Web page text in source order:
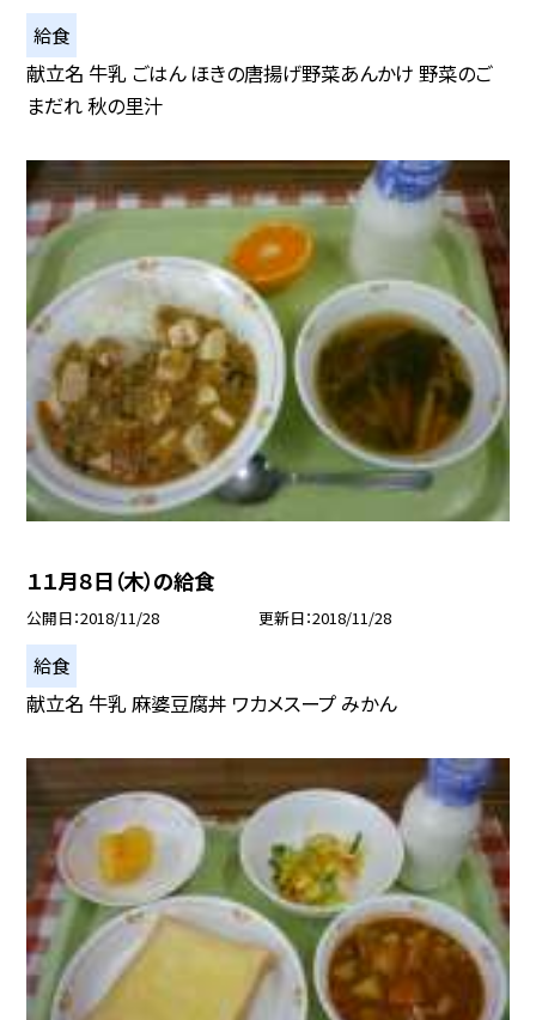
給食
献立名 牛乳 ごはん ほきの唐揚げ野菜あんかけ 野菜のご
まだれ 秋の里汁
１１月８日（木）の給食
公開日 2018/11/28 更新日 2018/11/28
給食
献立名 牛乳 麻婆豆腐丼 ワカメスープ みかん